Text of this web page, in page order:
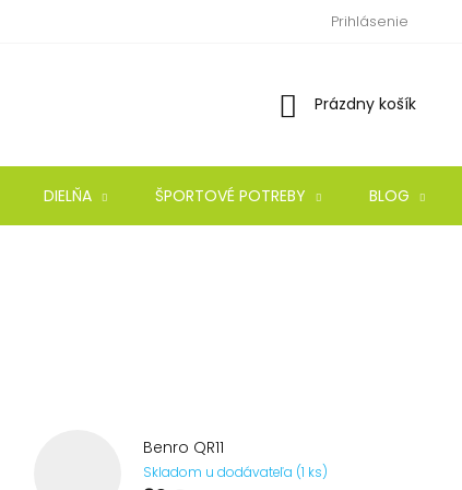
Prihlásenie
Nákupný
Prázdny košík
DIELŇA ŠPORTOVÉ POTREBY BLOG
Benro QR11
Skladom u dodávateľa (1 ks)